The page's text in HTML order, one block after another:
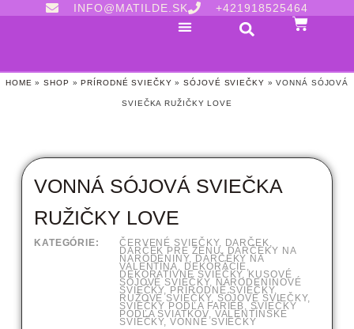
INFO@MATILDE.SK +421918525464
HOME »SHOP »PRÍRODNÉ SVIEČKY »SÓJOVÉ SVIEČKY »VONNÁ SÓJOVÁ
SVIEČKA RUŽIČKY LOVE
VONNÁ SÓJOVÁ SVIEČKA
RUŽIČKY LOVE
KATEGÓRIE: ČERVENÉ SVIEČKY, DARČEK,
DARČEK PRE ŽENU, DARČEKY NA
NARODENINY, DARČEKY NA
VALENTÍNA, DEKORÁCIE,
DEKORATÍVNE SVIEČKY,KUSOVÉ
SÓJOVÉ SVIEČKY, NARODENINOVÉ
SVIEČKY, PRÍRODNÉ SVIEČKY,
RUŽOVÉ SVIEČKY, SÓJOVÉ SVIEČKY,
SVIEČKY PODĽA FARIEB, SVIEČKY
PODĽA SVIATKOV, VALENTÍNSKE
SVIEČKY,VONNÉ SVIEČKY